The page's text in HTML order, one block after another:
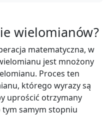
wielomianów?
matematyczna, w
jest mnożony
Proces ten
którego wyrazy są
uprościć otrzymany
tym samym stopniu